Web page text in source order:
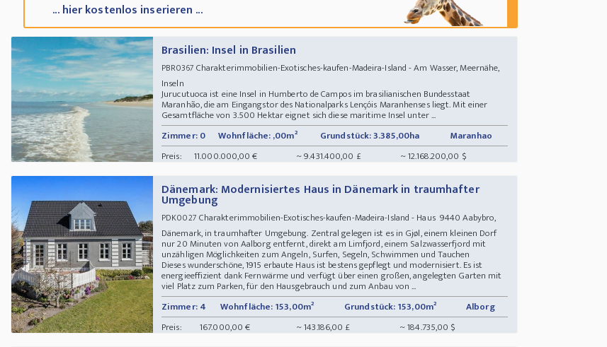
... hier kostenlos inserieren ...
Brasilien: Insel in Brasilien
PBR0367 Charakterimmobilien-Exotisches-kaufen-Madeira-Island - Am Wasser, Meernähe,
Inseln
Jurucutuoca ist eine Insel in Humberto de Campos im brasilianischen Bundesstaat
Maranhão, die am Eingangstor des Nationalparks Lençóis Maranhenses liegt. Mit einer
Gesamtfläche von 3.500 Hektar eignet sich diese maritime Insel unter ...
Zimmer: 0
Wohnfläche: ,00m² Grundstück: 3.385,00ha
Maranhao
Preis:
11.000.000,00 € ~ 9.431.400,00 £ ~ 12.168.200,00 $
Dänemark: Modernisiertes Haus in Dänemark in traumhafter
Umgebung
PDK0027 Charakterimmobilien-Exotisches-kaufen-Madeira-Island - Haus 9440 Aabybro,
Dänemark, in traumhafter Umgebung. Zentral gelegen ist es in Gjøl, einem kleinen Dorf
nur 20 Minuten von Aalborg entfernt, direkt am Limfjord, einem Salzwasserfjord mit
unzähligen Möglichkeiten zum Angeln, Surfen, Segeln, Schwimmen und Tauchen
Dieses wunderschöne, 1915 erbaute Haus ist bestens gepflegt und modernisiert. Es ist
energieeffizient dank Fernwärme und verfügt über einen großen, angelegten Garten mit
viel Platz zum Parken, für den Hausgebrauch und zum Anbau von ...
Zimmer: 4
Wohnfläche: 153,00m² Grundstück: 153,00m²
Alborg
Preis:
167.000,00 € ~ 143.186,00 £ ~ 184.735,00 $